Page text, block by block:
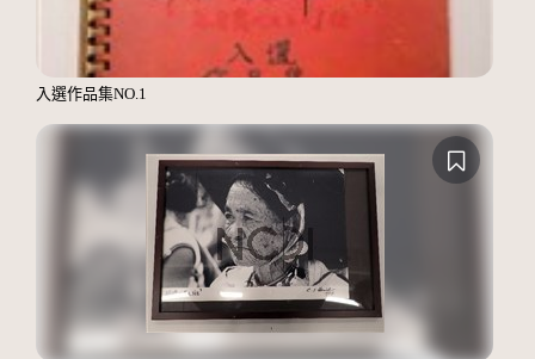
入選作品集NO.1